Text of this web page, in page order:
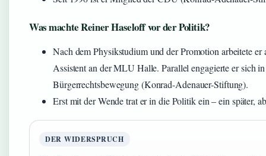
Was machte Reiner Haseloff vor der Politik?
Nach dem Physikstudium und der Promotion arbeitete er
Assistent an der MLU Halle. Parallel engagierte er sich
Bürgerrechtsbewegung (Konrad-Adenauer-Stiftung).
Erst mit der Wende trat er in die Politik ein – ein später,
DER WIDERSPRUCH